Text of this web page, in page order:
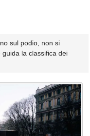
sul podio, non si
la classifica dei